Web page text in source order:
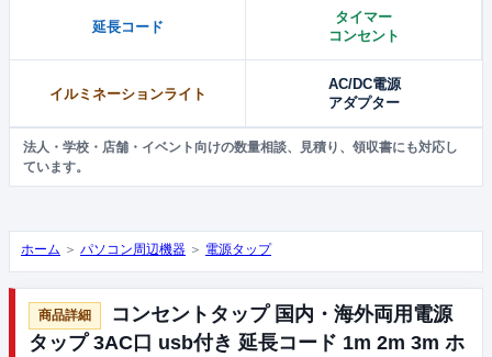
延長コード
タイマー
コンセント
イルミネーションライト
AC/DC電源
アダプター
法人・学校・店舗・イベント向けの数量相談、見積り、領収書にも対応し
ています。
ホーム ＞ パソコン周辺機器 ＞ 電源タップ
コンセントタップ 国内・海外両用電源
タップ 3AC口 usb付き 延長コード 1m 2m 3m ホ